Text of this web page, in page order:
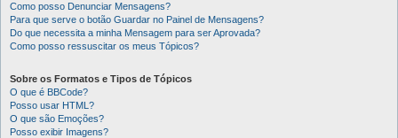
Como posso Denunciar Mensagens?
Para que serve o botão Guardar no Painel de Mensagens?
Do que necessita a minha Mensagem para ser Aprovada?
Como posso ressuscitar os meus Tópicos?
Sobre os Formatos e Tipos de Tópicos
O que é BBCode?
Posso usar HTML?
O que são Emoções?
Posso exibir Imagens?